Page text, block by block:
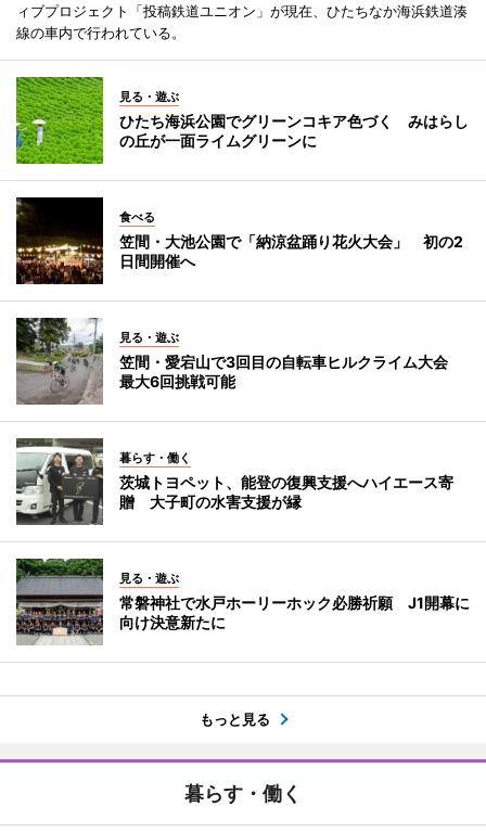
ィブプロジェクト「投稿鉄道ユニオン」が現在、ひたちなか海浜鉄道湊
線の車内で行われている。
見る・遊ぶ
ひたち海浜公園でグリーンコキア色づく みはらし
の丘が一面ライムグリーンに
食べる
笠間・大池公園で「納涼盆踊り花火大会」 初の2
日間開催へ
見る・遊ぶ
笠間・愛宕山で3回目の自転車ヒルクライム大会
最大6回挑戦可能
暮らす・働く
茨城トヨペット、能登の復興支援へハイエース寄
贈 大子町の水害支援が縁
見る・遊ぶ
常磐神社で水戸ホーリーホック必勝祈願 J1開幕に
向け決意新たに
もっと見る
暮らす・働く